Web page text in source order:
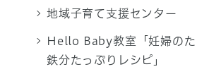
地域子育て支援センター
Hello Baby教室「妊婦のた
鉄分たっぷりレシピ」